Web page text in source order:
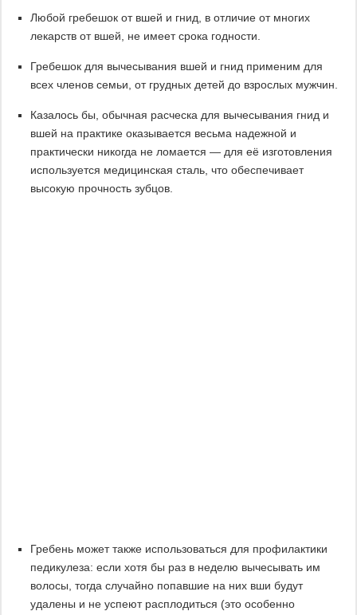
Любой гребешок от вшей и гнид, в отличие от многих
лекарств от вшей, не имеет срока годности.
Гребешок для вычесывания вшей и гнид применим для
всех членов семьи, от грудных детей до взрослых мужчин.
Казалось бы, обычная расческа для вычесывания гнид и
вшей на практике оказывается весьма надежной и
практически никогда не ломается — для её изготовления
используется медицинская сталь, что обеспечивает
высокую прочность зубцов.
Гребень может также использоваться для профилактики
педикулеза: если хотя бы раз в неделю вычесывать им
волосы, тогда случайно попавшие на них вши будут
удалены и не успеют расплодиться (это особенно